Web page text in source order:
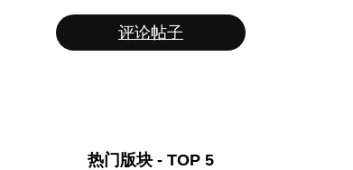
评论帖子
热门版块 - TOP 5